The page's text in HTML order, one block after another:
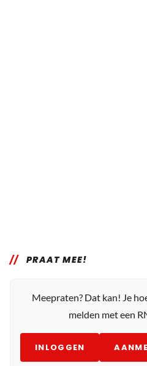
PRAAT MEE!
Meepraten? Dat kan! Je
melden met een
INLOGGEN